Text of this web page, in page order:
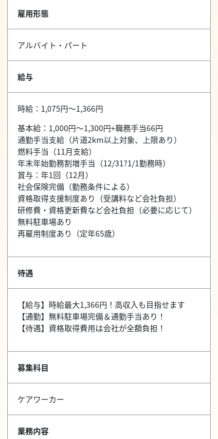
雇用形態
アルバイト・パート
給与
時給：1,075円～1,366円
基本給：1,000円～1,300円+職務手当66円
通勤手当支給（片道2km以上対象、上限あり）
燃料手当（11月支給）
年末年始勤務割増手当（12/31?1/1勤務時）
賞与：年1回（12月）
社会保険完備（勤務条件による）
資格取得支援制度あり（受講料など会社負担）
研修費・資格更新費など会社負担（必要に応じて）
無料駐車場あり
再雇用制度あり（定年65歳）
待遇
【給与】時給最大1,366円！高収入も目指せます
【通勤】無料駐車場完備＆通勤手当あり！
【待遇】資格取得費用は会社が全額負担！
募集科目
ケアワーカー
業務内容